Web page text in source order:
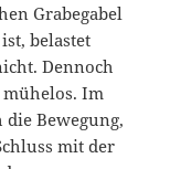
Grabegabel
belastet
Dennoch
Im
Bewegung,
mit der